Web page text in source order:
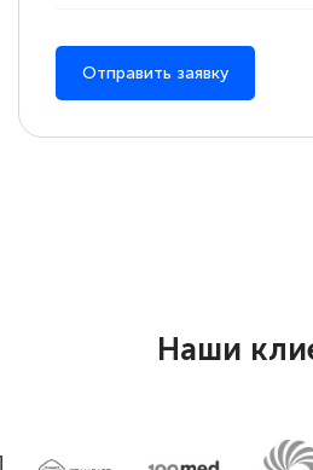
Отправить заявку
Наши